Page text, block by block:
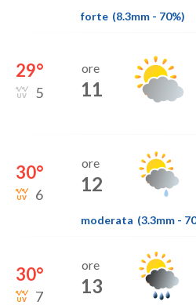
forte (8.3mm - 70%)
29°
5
ore
11
30°
6
ore
12
moderata (3.3mm -
30°
7
ore
13